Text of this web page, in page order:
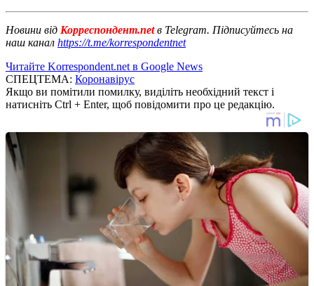
Новини від Корреспондент.netв Telegram. Підписуйтесь на
наш канал https://t.me/korrespondentnet
Читайте Korrespondent.net в Google News
СПЕЦТЕМА: Коронавірус
Якщо ви помітили помилку, виділіть необхідний текст і
натисніть Ctrl + Enter, щоб повідомити про це редакцію.